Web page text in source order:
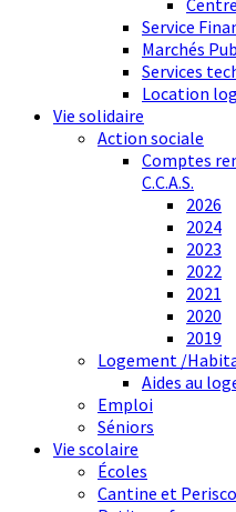
Service
Marchés
Services
Location
Vie solidaire
Action sociale
Comptes
C.C.A.S.
2026
2024
2023
2022
2021
2020
2019
Logement /
Aides au
Emploi
Séniors
Vie scolaire
Écoles
Cantine et